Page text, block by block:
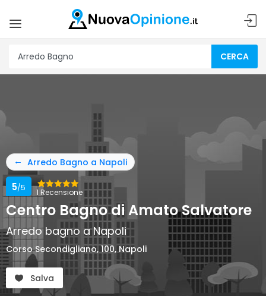
CERCA
Arredo Bagno a Napoli
1 Recensione
5/5
Centro Bagno di Amato Salvatore
Arredo bagno a Napoli
Corso Secondigliano, 100, Napoli
Salva